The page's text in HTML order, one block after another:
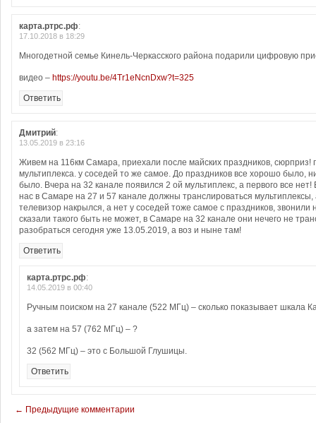
карта.ртрс.рф:
17.10.2018 в 18:29
Многодетной семье Кинель-Черкасского района подарили цифровую
видео – https://youtu.be/4Tr1eNcnDxw?t=325
Ответить
Дмитрий:
13.05.2019 в 23:16
Живем на 116км Самара, приехали после майских праздников, сюрприз!
мультиплекса. у соседей то же самое. До праздников все хорошо было,
было. Вчера на 32 канале появился 2 ой мультиплекс, а первого все
нас в Самаре на 27 и 57 канале должны транслироваться мультиплексы,
телевизор накрылся, а нет у соседей тоже самое с праздников, звонили
сказали такого быть не может, в Самаре на 32 канале они нечего не
разобраться сегодня уже 13.05.2019, а воз и ныне там!
Ответить
карта.ртрс.рф:
14.05.2019 в 00:40
Ручным поиском на 27 канале (522 МГц) – сколько показывает шкала
а затем на 57 (762 МГц) – ?
32 (562 МГц) – это с Большой Глушицы.
Ответить
← Предыдущие комментарии